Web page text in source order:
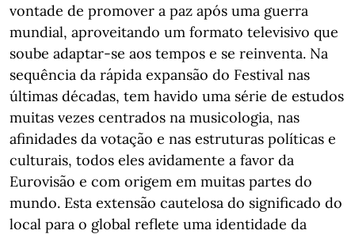
vontade de promover a paz após uma guerra
mundial, aproveitando um formato televisivo que
soube adaptar-se aos tempos e se reinventa. Na
sequência da rápida expansão do Festival nas
últimas décadas, tem havido uma série de estudos
muitas vezes centrados na musicologia, nas
afinidades da votação e nas estruturas políticas e
culturais, todos eles avidamente a favor da
Eurovisão e com origem em muitas partes do
mundo. Esta extensão cautelosa do significado do
local para o global reflete uma identidade da